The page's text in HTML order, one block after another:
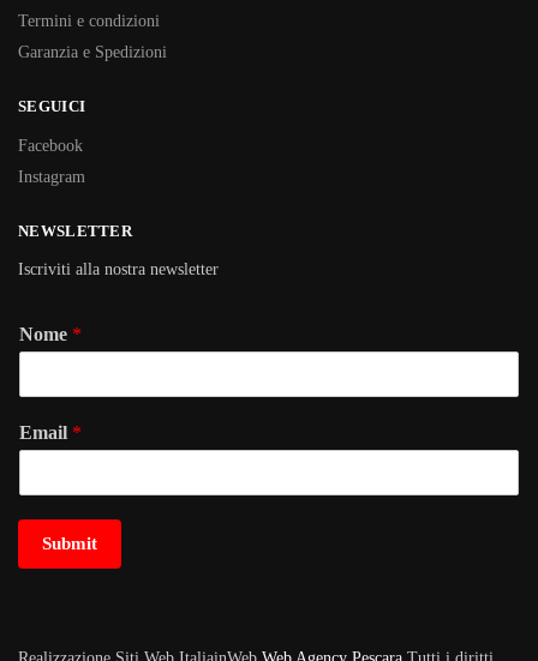
Termini e condizioni
Garanzia e Spedizioni
SEGUICI
Facebook
Instagram
NEWSLETTER
Iscriviti alla nostra newsletter
Nome *
Email *
Submit